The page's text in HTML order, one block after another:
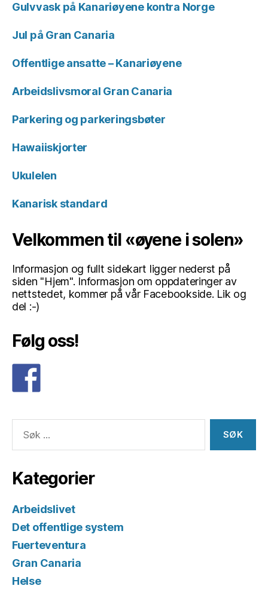
Gulvvask på Kanariøyene kontra Norge
Jul på Gran Canaria
Offentlige ansatte – Kanariøyene
Arbeidslivsmoral Gran Canaria
Parkering og parkeringsbøter
Hawaiiskjorter
Ukulelen
Kanarisk standard
Velkommen til «øyene i solen»
Informasjon og fullt sidekart ligger nederst på
siden "Hjem". Informasjon om oppdateringer av
nettstedet, kommer på vår Facebookside. Lik og
del :-)
Følg oss!
etter:
Kategorier
Arbeidslivet
Det offentlige system
Fuerteventura
Gran Canaria
Helse